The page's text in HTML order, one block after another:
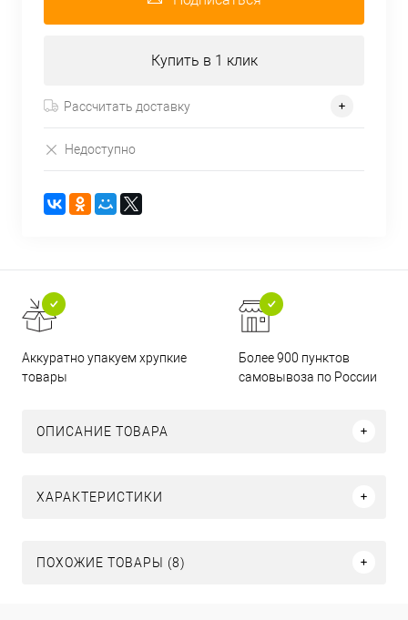
Купить в 1 клик
Рассчитать доставку
Недоступно
Аккуратно упакуем хрупкие
товары
Более 900 пунктов
самовывоза по России
ОПИСАНИЕ ТОВАРА
ХАРАКТЕРИСТИКИ
ПОХОЖИЕ ТОВАРЫ (8)